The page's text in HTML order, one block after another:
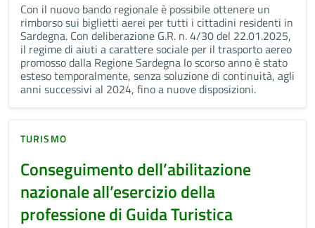
Con il nuovo bando regionale è possibile ottenere un
rimborso sui biglietti aerei per tutti i cittadini residenti in
Sardegna. Con deliberazione G.R. n. 4/30 del 22.01.2025,
il regime di aiuti a carattere sociale per il trasporto aereo
promosso dalla Regione Sardegna lo scorso anno è stato
esteso temporalmente, senza soluzione di continuità, agli
anni successivi al 2024, fino a nuove disposizioni.
TURISMO
Conseguimento dell’abilitazione
nazionale all’esercizio della
professione di Guida Turistica